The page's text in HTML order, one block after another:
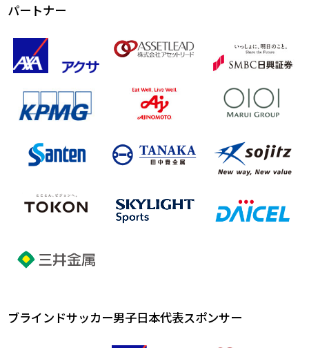
パートナー
ブラインドサッカー男子日本代表スポンサー